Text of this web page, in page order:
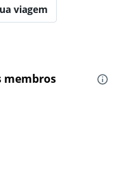
viagem
membros